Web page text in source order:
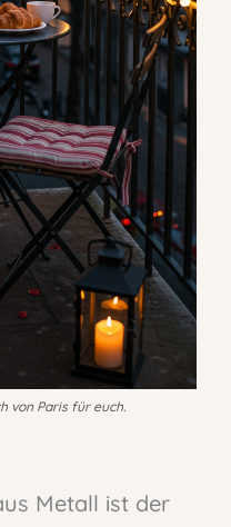
von Paris für euch.
Metall ist der